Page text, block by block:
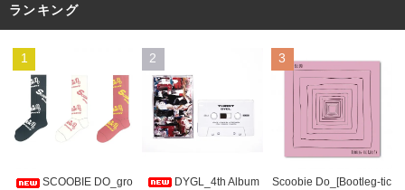
ランキング
1
SCOOBIE DO_gro
2
DYGL_4th Album
3
Scoobie Do_[Bootleg-tic